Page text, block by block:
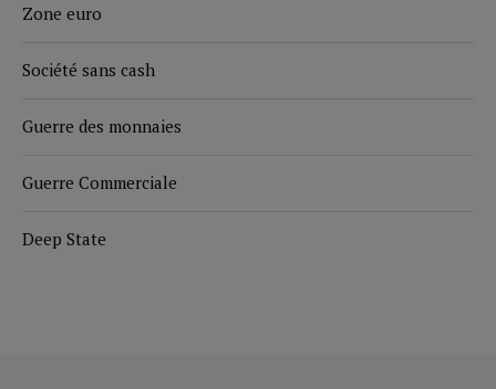
Zone euro
Société sans cash
Guerre des monnaies
Guerre Commerciale
Deep State